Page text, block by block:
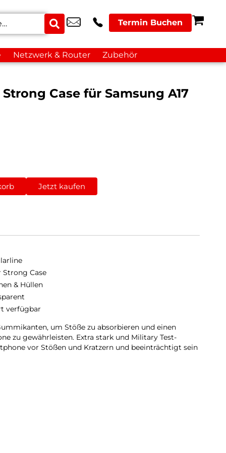
Termin Buchen
Netzwerk & Router Zubehör
Case für Samsung A17
Jetzt kaufen
Strong Case
& Hüllen
verfügbar
um Stöße zu absorbieren und einen
zu gewährleisten. Extra stark und Military Test-
vor Stößen und Kratzern und beeinträchtigt sein